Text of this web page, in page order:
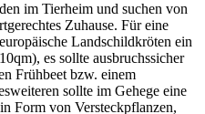
im Tierheim und suchen von
Zuhause. Für eine
Landschildkröten ein
es sollte ausbruchssicher
Frühbeet bzw. einem
sollte im Gehege eine
Form von Versteckpflanzen,